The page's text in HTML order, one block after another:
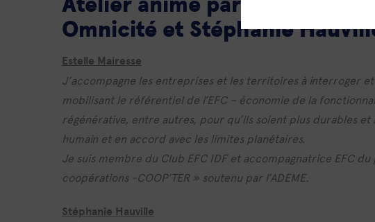
Atelier animé par Estelle
Omnicité et Stéphanie
Estelle Mairesse
J’accompagne les entreprises et les territoires à interroger
mobilisant le référentiel de l’EFC – économie de la
régénérative, entre autres, pour qu’ils soient plus durables
humain et en accord avec les limites planétaires.
Je suis membre du Club EFC IDF et accompagnatrice EFC
coopérations -COOP’TER » soutenu par l’ADEME.
Stéphanie Hauville